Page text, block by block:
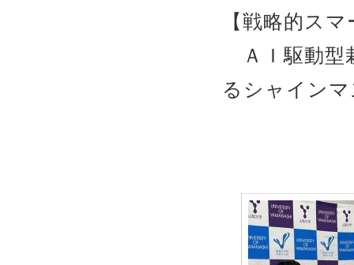
【戦略的ス
ＡＩ駆動型
るシャイン